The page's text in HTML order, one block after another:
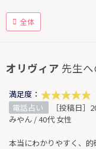
全体
オリヴィア 先生
満足度：
電話占い
［投稿日］
みやん / 40代 女性
本当にわかりやすく、的